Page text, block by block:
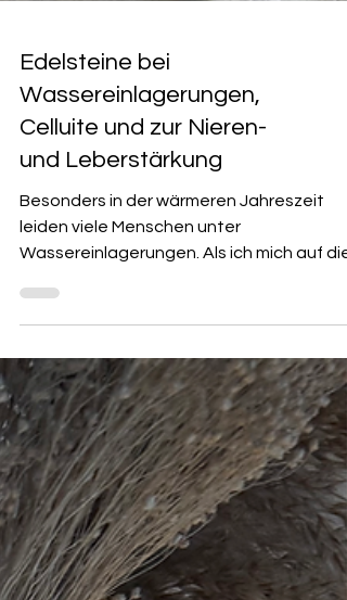
Edelsteine bei
Wassereinlagerungen,
Celluite und zur Nieren-
und Leberstärkung
Besonders in der wärmeren Jahreszeit
Wassereinlagerungen. Als ich mich auf die
Suche nach Steinen machte, die dabei
wie eng Themen wie
Cellulite sowie Nieren- und
Leberbeschwerden miteinander
sind. Auch die Heilsteine, die laut
Steinheilkunde bei diesen Beschwerden
eingesetzt werden können, ähneln sich
sehr. Deshalb möchte ich zunächst auf die
entsprechenden Organe eingehen